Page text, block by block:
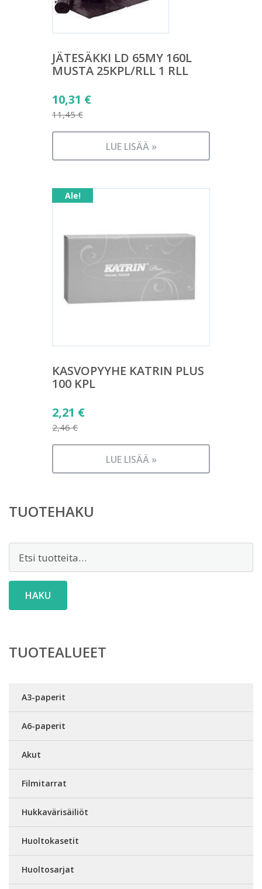
JÄTESÄKKI LD 65MY 160L
MUSTA 25KPL/RLL 1 RLL
11,45€
Alkuperäinen
hinta
oli:
10,31 €
Nykyinen
on:
LUE LISÄÄ »
Ale!
KASVOPYYHE KATRIN PLUS
100 KPL
2,46€
Alkuperäinen
hinta
oli:
2,21 €
Nykyinen
on:
LUE LISÄÄ »
TUOTEHAKU
HAKU
TUOTEALUEET
A3-paperit
A6-paperit
Akut
Filmitarrat
Hukkavärisäiliöt
Huoltokasetit
Huoltosarjat